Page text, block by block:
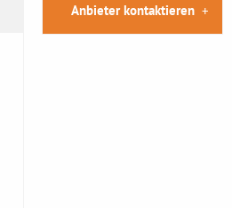
Anbieter kontaktieren